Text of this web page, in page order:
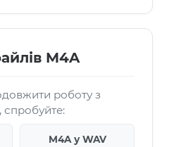
M4A
роботу з
M4A у WAV